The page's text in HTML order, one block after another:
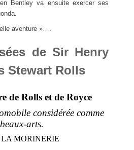
Bentley va ensuite exercer ses
aventure »….
de Sir Henry
Stewart Rolls
de Rolls et de Royce
considérée comme
arts.
LA MORINERIE